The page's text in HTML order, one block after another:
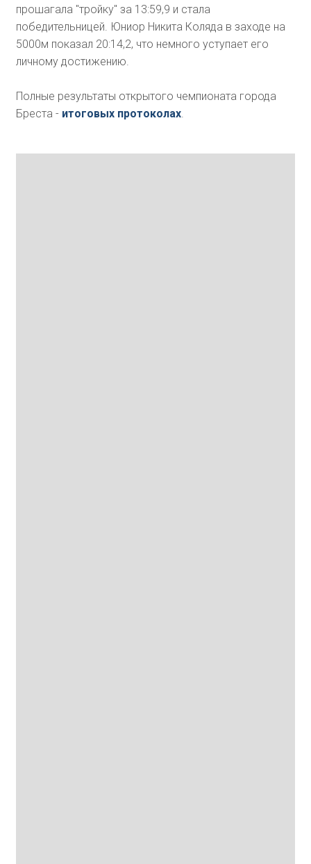
прошагала "тройку" за 13:59,9 и стала
победительницей. Юниор Никита Коляда в заходе на
5000м показал 20:14,2, что немного уступает его
личному достижению.
Полные результаты открытого чемпионата города
Бреста - итоговых протоколах.